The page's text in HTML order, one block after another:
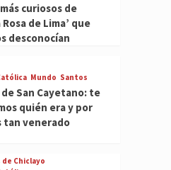
curiosos de
Rosa de Lima’ que
desconocían
Mundo Santos
San Cayetano: te
quién era y por
tan venerado
de Chiclayo